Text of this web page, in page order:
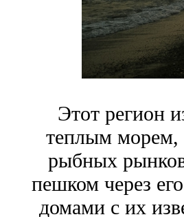
Этот регион
теплым морем,
рыбных
пешком через
домами с их